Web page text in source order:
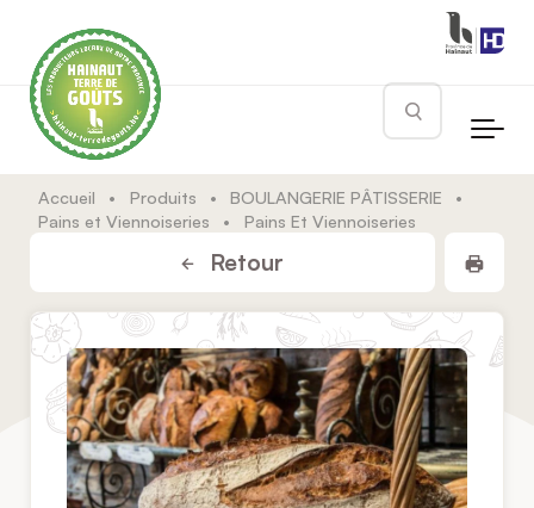
Rechercher
Accueil • Produits • BOULANGERIE PÂTISSERIE
•
Pains et Viennoiseries
• Pains Et Viennoiseries
Retour